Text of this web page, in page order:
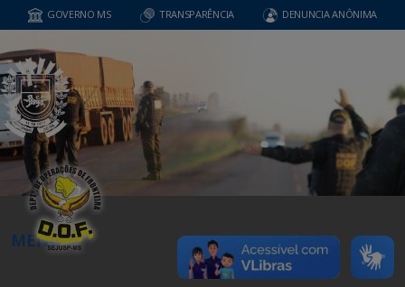
GOVERNO MS TRANSPARÊNCIA DENUNCIA ANÔNIMA
MENU